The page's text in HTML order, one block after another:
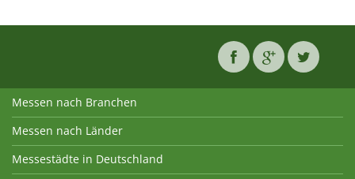
Messen nach Branchen
Messen nach Länder
Messestädte in Deutschland